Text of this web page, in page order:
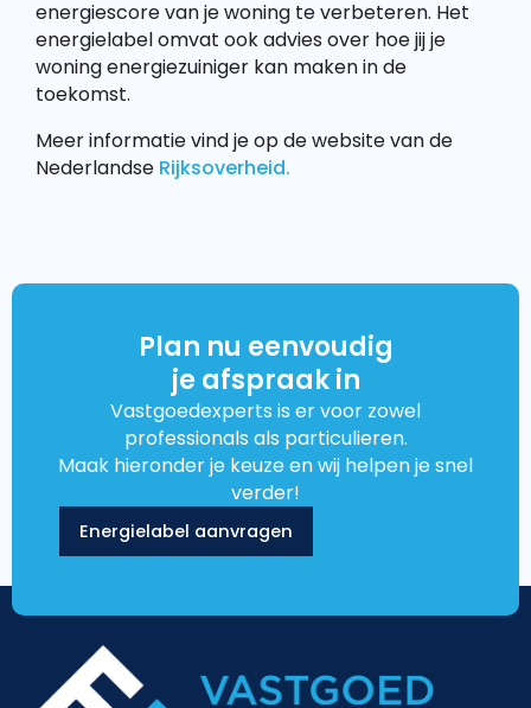
energiescore van je woning te verbeteren. Het
energielabel omvat ook advies over hoe jij je
woning energiezuiniger kan maken in de
toekomst.
Meer informatie vind je op de website van de
Nederlandse Rijksoverheid.
Plan nu eenvoudig
je afspraak in
Vastgoedexperts is er voor zowel
professionals als particulieren.
Maak hieronder je keuze en wij helpen je snel
verder!
Energielabel aanvragen